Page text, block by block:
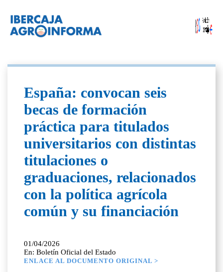
España: convocan seis
becas de formación
práctica para titulados
universitarios con distintas
titulaciones o
graduaciones, relacionados
con la política agrícola
común y su financiación
01/04/2026
En: Boletín Oficial del Estado
ENLACE AL DOCUMENTO ORIGINAL >